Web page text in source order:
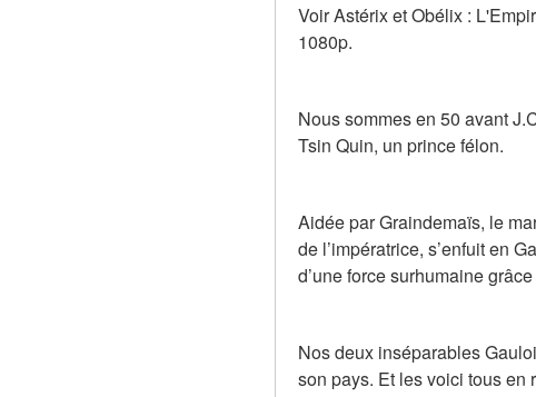
Voir Astérix et Obélix :
1080p.
Nous sommes en 50 avant
Tsin Quin, un prince félon.
Aidée par Graindemaïs, le
de l’impératrice, s’enfuit en
d’une force surhumaine
Nos deux inséparables
son pays. Et les voici tous en